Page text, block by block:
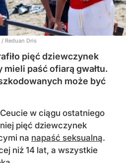
/ Reduan Dris
pięć dziewczynek
mieli paść ofiarą gwałtu.
może być
w ciągu ostatniego
pięć dziewczynek
na napaść seksualną.
niż 14 lat, a wszystkie